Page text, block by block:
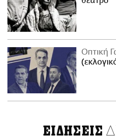
Οπτική
ΕΙΔΗΣΕΙΣ